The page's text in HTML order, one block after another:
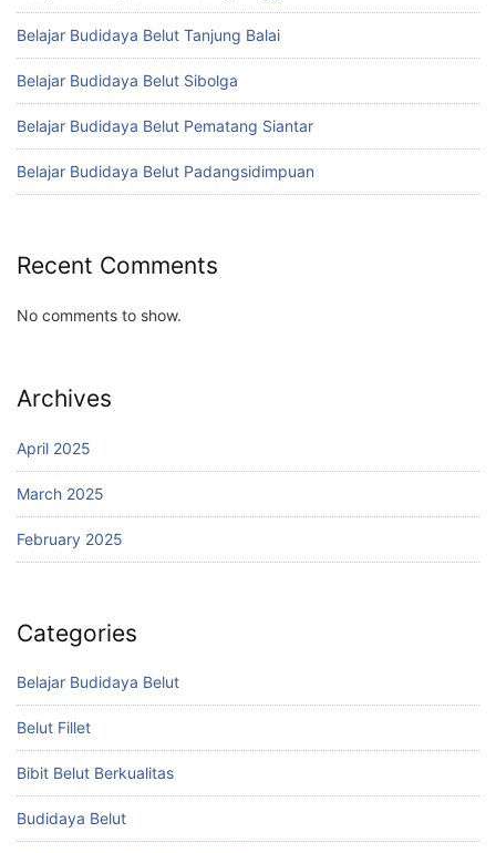
Belajar Budidaya Belut Tanjung Balai
Belajar Budidaya Belut Sibolga
Belajar Budidaya Belut Pematang Siantar
Belajar Budidaya Belut Padangsidimpuan
Recent Comments
No comments to show.
Archives
April 2025
March 2025
February 2025
Categories
Belajar Budidaya Belut
Belut Fillet
Bibit Belut Berkualitas
Budidaya Belut